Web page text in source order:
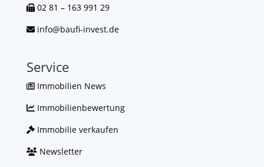
02 81 – 163 991 29
info@baufi-invest.de
Service
Immobilien News
Immobilienbewertung
Immobilie verkaufen
Newsletter